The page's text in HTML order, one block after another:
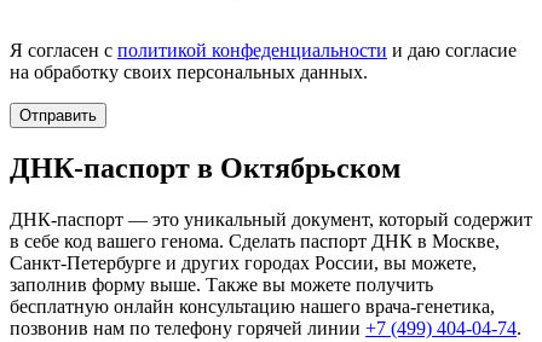
Я согласен с политикой конфеденциальности и даю согласие
на обработку своих персональных данных.
ДНК-паспорт в Октябрьском
ДНК-паспорт — это уникальный документ, который содержит
в себе код вашего генома. Сделать паспорт ДНК в Москве,
Санкт-Петербурге и других городах России, вы можете,
заполнив форму выше. Также вы можете получить
бесплатную онлайн консультацию нашего врача-генетика,
позвонив нам по телефону горячей линии +7 (499) 404-04-74.